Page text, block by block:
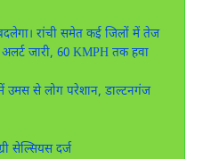
रांची समेत कई जिलों में तेज
जारी, 60 KMPH तक हवा
उमस से लोग परेशान, डाल्टनगंज
सेल्सियस दर्ज